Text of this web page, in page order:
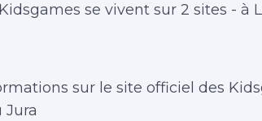
se vivent sur 2 sites - à
sur le site officiel des
Jura